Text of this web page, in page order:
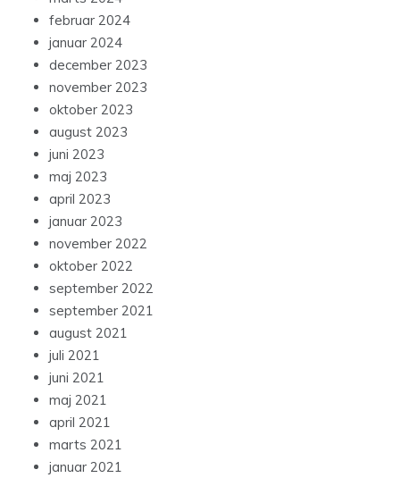
februar 2024
januar 2024
december 2023
november 2023
oktober 2023
august 2023
juni 2023
maj 2023
april 2023
januar 2023
november 2022
oktober 2022
september 2022
september 2021
august 2021
juli 2021
juni 2021
maj 2021
april 2021
marts 2021
januar 2021